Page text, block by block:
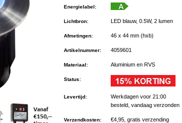
Energielabel:
Lichtbron: LED blauw, 0.5W, 2 lumen
Afmetingen: 46 x 44 mm (hxb)
Artikelnummer: 4059601
Materiaal: Aluminium en RVS
Status:
Levertijd:
Werkdagen voor 21:00
besteld, vandaag verzonden
Verzendkosten:
€4,95, gratis verzending